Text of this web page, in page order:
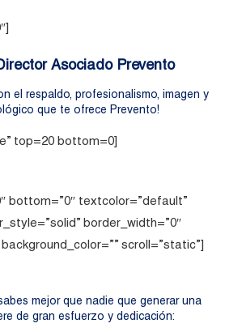
Asociado Prevento
el respaldo, profesionalismo, imagen y
que te ofrece Prevento!
top=20 bottom=0]
bottom=”0″ textcolor=”default”
border_width=”0″
scroll=”static”]
mejor que nadie que generar una
de gran esfuerzo y dedicación: